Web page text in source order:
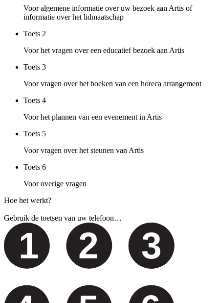
Voor algemene informatie over uw bezoek aan Artis of
informatie over het lidmaatschap
Toets 2
Voor het vragen over een educatief bezoek aan Artis
Toets 3
Voor vragen over het boeken van een horeca arrangement
Toets 4
Voor het plannen van een evenement in Artis
Toets 5
Voor vragen over het steunen van Artis
Toets 6
Voor overige vragen
Hoe het werkt?
Gebruik de toetsen van uw telefoon…
1 2 3